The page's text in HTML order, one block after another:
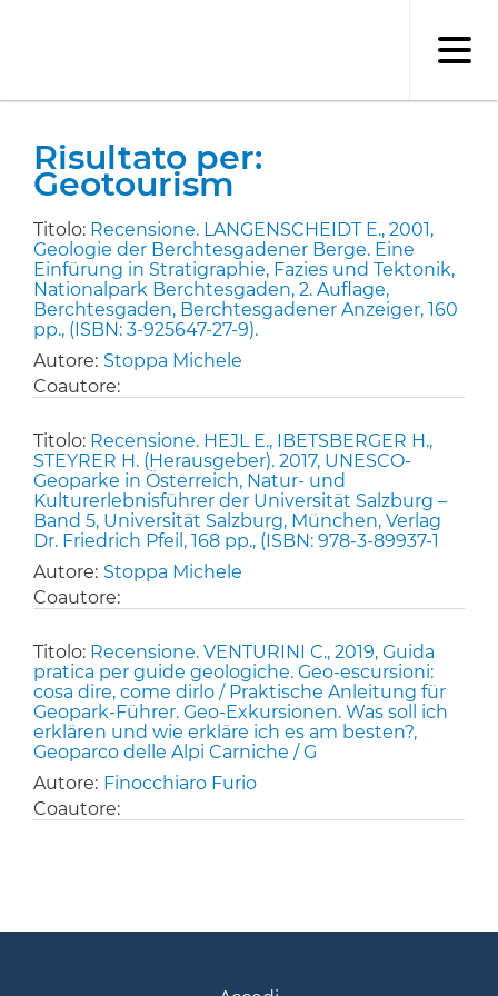
Risultato per:
Geotourism
Titolo: Recensione. LANGENSCHEIDT E., 2001,
Geologie der Berchtesgadener Berge. Eine
Einfürung in Stratigraphie, Fazies und Tektonik,
Nationalpark Berchtesgaden, 2. Auflage,
Berchtesgaden, Berchtesgadener Anzeiger, 160
pp., (ISBN: 3-925647-27-9).
Autore: Stoppa Michele
Coautore:
Titolo: Recensione. HEJL E., IBETSBERGER H.,
STEYRER H. (Herausgeber). 2017, UNESCO-
Geoparke in Österreich, Natur- und
Kulturerlebnisführer der Universität Salzburg –
Band 5, Universität Salzburg, München, Verlag
Dr. Friedrich Pfeil, 168 pp., (ISBN: 978-3-89937-1
Autore: Stoppa Michele
Coautore:
Titolo: Recensione. VENTURINI C., 2019, Guida
pratica per guide geologiche. Geo-escursioni:
cosa dire, come dirlo / Praktische Anleitung für
Geopark-Führer. Geo-Exkursionen. Was soll ich
erklären und wie erkläre ich es am besten?,
Geoparco delle Alpi Carniche / G
Autore: Finocchiaro Furio
Coautore: